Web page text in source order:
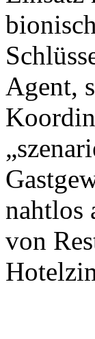
Agent,
nahtlos
von